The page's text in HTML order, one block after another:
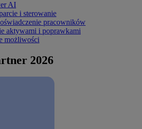
AI
i sterowanie
pracowników
aktywami i poprawkami
możliwości
2026